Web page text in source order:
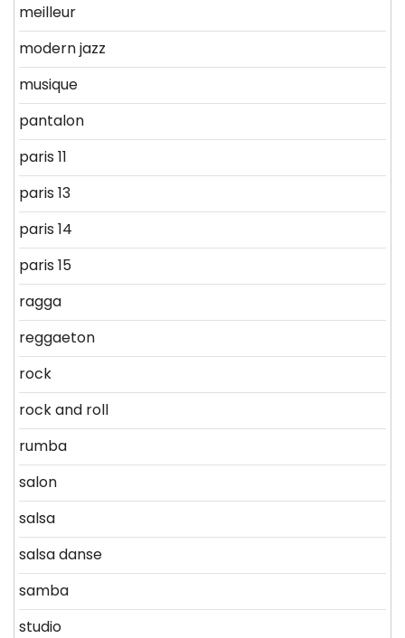
meilleur
modern jazz
musique
pantalon
paris 11
paris 13
paris 14
paris 15
ragga
reggaeton
rock
rock and roll
rumba
salon
salsa
salsa danse
samba
studio